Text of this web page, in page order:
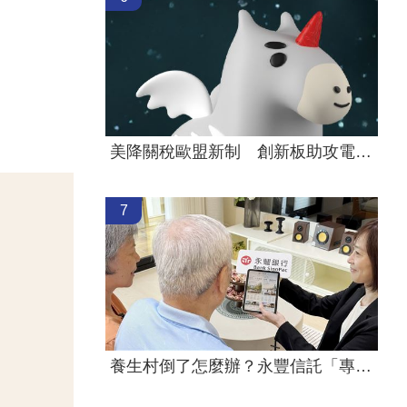
美降關稅歐盟新制 創新板助攻電動車！
7
養生村倒了怎麼辦？永豐信託「專款專用」